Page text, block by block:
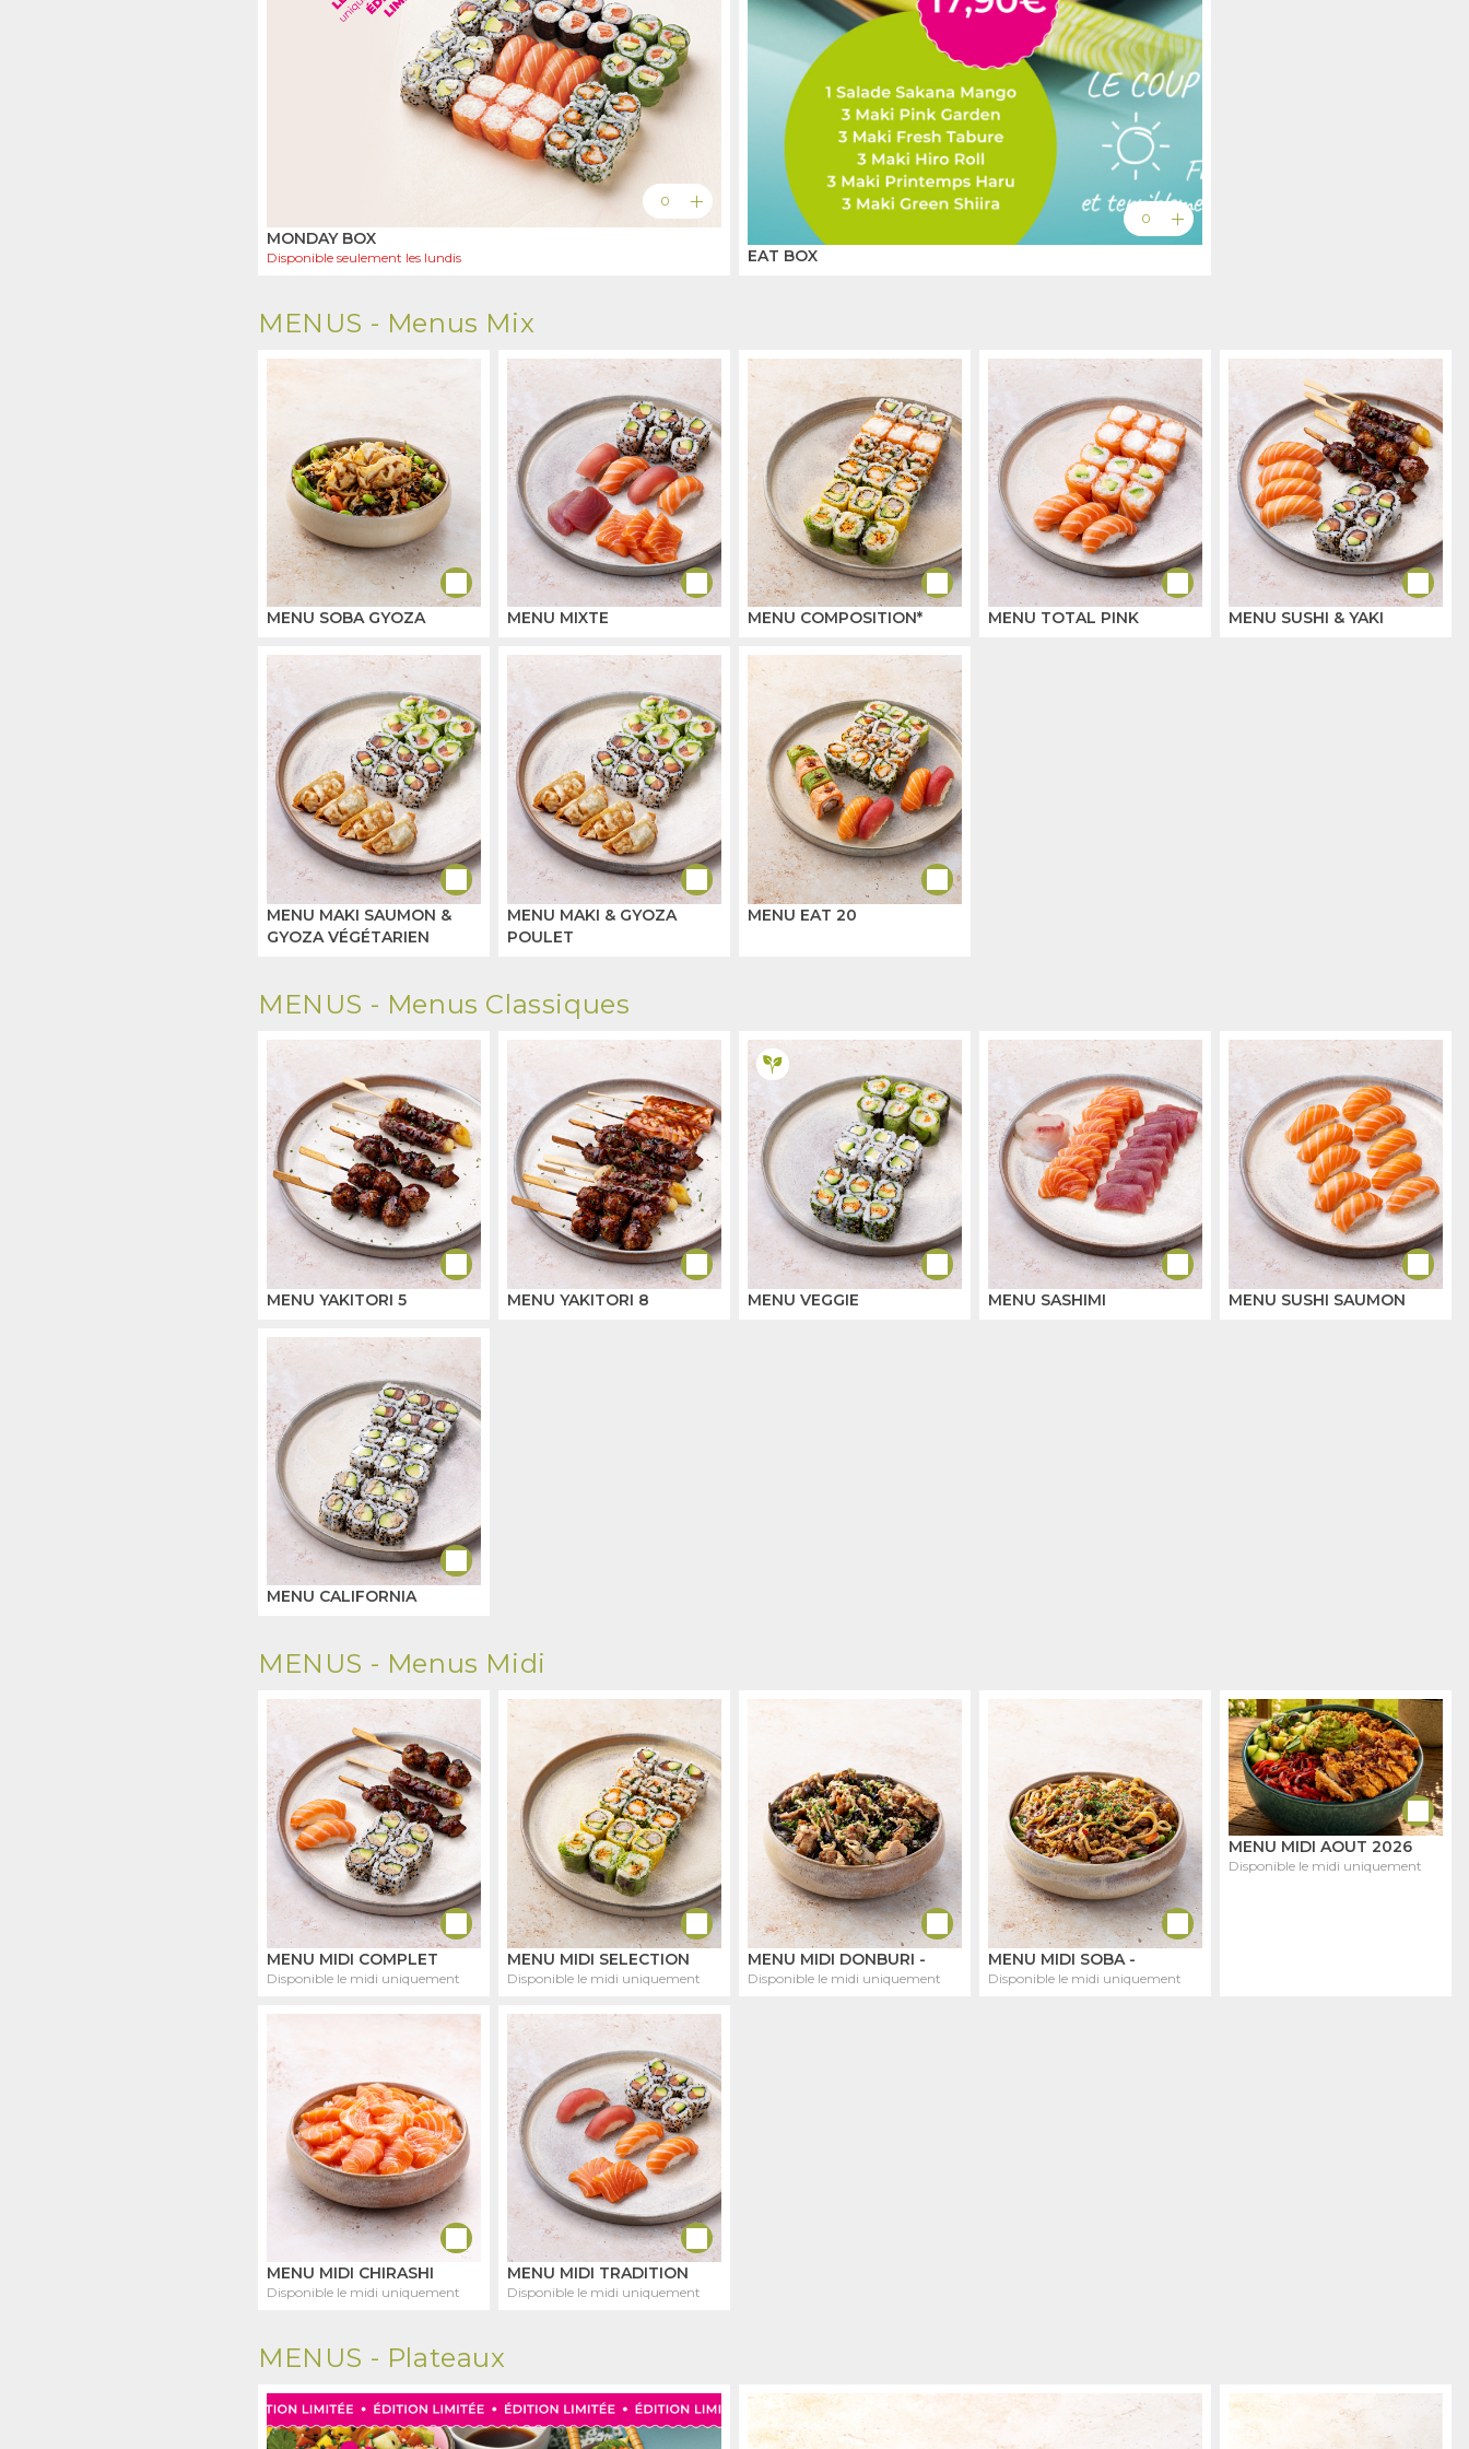
0 add
EAT BOX
0 add
MONDAY BOX
Disponible seulement les lundis
MENUS - Menus Mix
MENU SOBA GYOZA MENU MIXTE MENU COMPOSITION* MENU TOTAL PINK MENU SUSHI & YAKI
MENU MAKI SAUMON &
GYOZA VÉGÉTARIEN
MENU MAKI & GYOZA
POULET
MENU EAT 20
MENUS - Menus Classiques
MENU YAKITORI 5 MENU YAKITORI 8 MENU VEGGIE MENU SASHIMI MENU SUSHI SAUMON
MENU CALIFORNIA
MENUS - Menus Midi
MENU MIDI COMPLET
Disponible le midi uniquement
MENU MIDI SELECTION
Disponible le midi uniquement
MENU MIDI DONBURI -
Disponible le midi uniquement
MENU MIDI SOBA -
Disponible le midi uniquement
MENU MIDI AOUT 2026
Disponible le midi uniquement
MENU MIDI CHIRASHI
Disponible le midi uniquement
MENU MIDI TRADITION
Disponible le midi uniquement
MENUS - Plateaux